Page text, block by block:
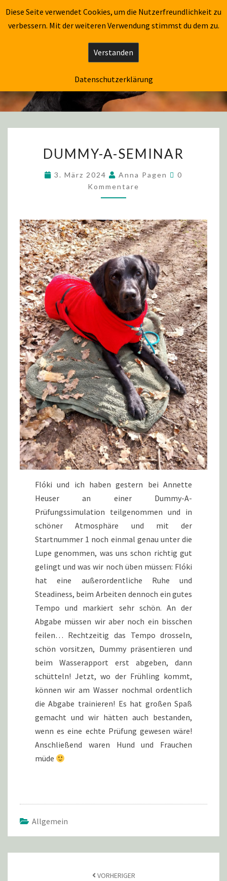
CAPTAIN FLÓKI
CAPTAIN FLÓKI
DUMMY-A-SEMINAR
3. März 2024 Anna Pagen
0
Kommentare
Flóki und ich haben gestern bei Annette
Heuser an einer Dummy-A-
Prüfungssimulation teilgenommen und in
schöner Atmosphäre und mit der
Startnummer 1 noch einmal genau unter die
Lupe genommen, was uns schon richtig gut
gelingt und was wir noch üben müssen: Flóki
hat eine außerordentliche Ruhe und
Steadiness, beim Arbeiten dennoch ein gutes
Tempo und markiert sehr schön. An der
Abgabe müssen wir aber noch ein bisschen
feilen… Rechtzeitig das Tempo drosseln,
schön vorsitzen, Dummy präsentieren und
beim Wasserapport erst abgeben, dann
schütteln! Jetzt, wo der Frühling kommt,
können wir am Wasser nochmal ordentlich
die Abgabe trainieren! Es hat großen Spaß
gemacht und wir hätten auch bestanden,
wenn es eine echte Prüfung gewesen wäre!
Anschließend waren Hund und Frauchen
müde
Allgemein
VORHERIGER
Diese Seite verwendet Cookies, um die Nutzerfreundlichkeit zu
verbessern. Mit der weiteren Verwendung stimmst du dem zu.
Verstanden
Datenschutzerklärung